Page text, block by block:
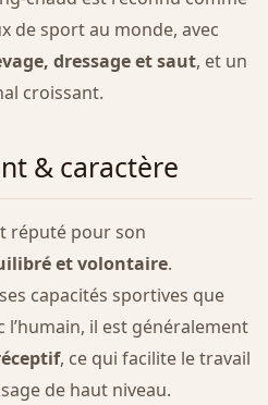
de sport au monde, avec
dressage et saut, et un
croissant.
& caractère
réputé pour son
et volontaire.
capacités sportives que
il est généralement
, ce qui facilite le travail
de haut niveau.